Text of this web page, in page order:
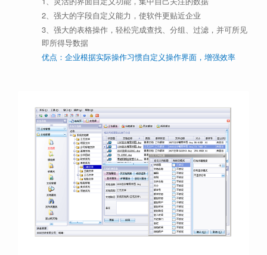
2、强大的字段自定义能力，使软件更贴近企业
3、强大的表格操作，轻松完成查找、分组、过滤，并可所见
即所得导数据
优点：企业根据实际操作习惯自定义操作界面，增强效率